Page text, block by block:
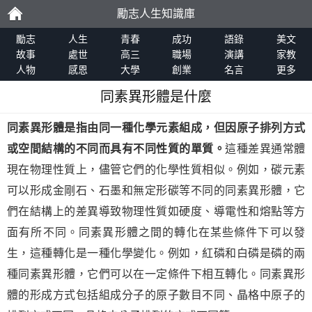
勵
志
勵志人生知識庫
勵志 人生 青春 成功 語錄
美文
故事
處世 高三 職場 演講
家教
人物
感恩 大學 創業 名言 更多
同素異形體是什麼
同素異形體是指由同一種化學元素組成，但因原子排列方式
或空間結構的不同而具有不同性質的單質。這種差異通常體
現在物理性質上，儘管它們的化學性質相似。例如，碳元素
可以形成金剛石、石墨和無定形碳等不同的同素異形體，它
們在結構上的差異導致物理性質如硬度、導電性和熔點等方
面有所不同。同素異形體之間的轉化在某些條件下可以發
生，這種轉化是一種化學變化。例如，紅磷和白磷是磷的兩
種同素異形體，它們可以在一定條件下相互轉化。同素異形
體的形成方式包括組成分子的原子數目不同、晶格中原子的